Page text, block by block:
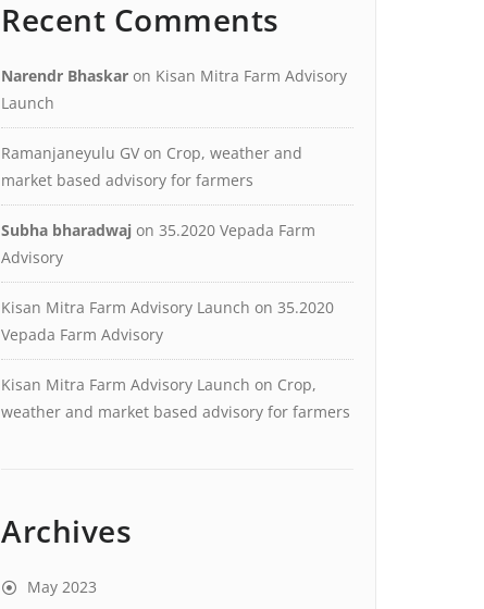
Recent Comments
Narendr Bhaskar on Kisan Mitra Farm Advisory
Launch
Ramanjaneyulu GV on Crop, weather and
market based advisory for farmers
Subha bharadwaj on 35.2020 Vepada Farm
Advisory
Kisan Mitra Farm Advisory Launch on 35.2020
Vepada Farm Advisory
Kisan Mitra Farm Advisory Launch on Crop,
weather and market based advisory for farmers
Archives
May 2023